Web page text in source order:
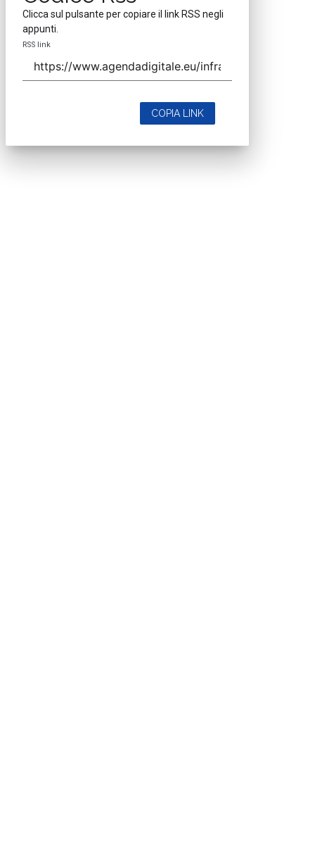
Clicca sul pulsante per copiare il link RSS negli
appunti.
RSS link
COPIA LINK